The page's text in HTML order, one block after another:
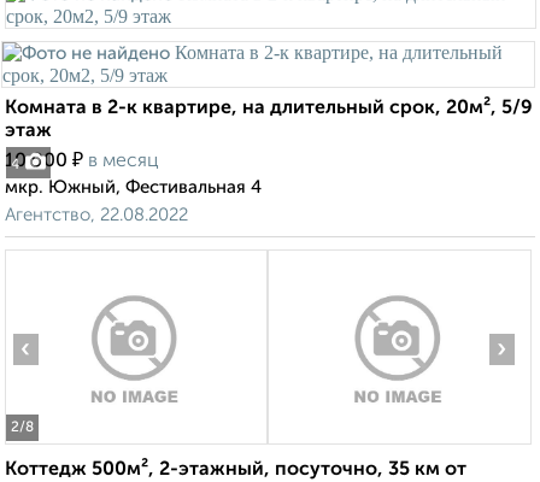
4
Комната в 2-к квартире, на длительный срок, 20м², 5/9
этаж
10 000 ₽ в месяц
мкр. Южный, Фестивальная 4
Агентство, 22.08.2022
2/8
‹ ›
Коттедж 500м², 2-этажный, посуточно, 35 км от